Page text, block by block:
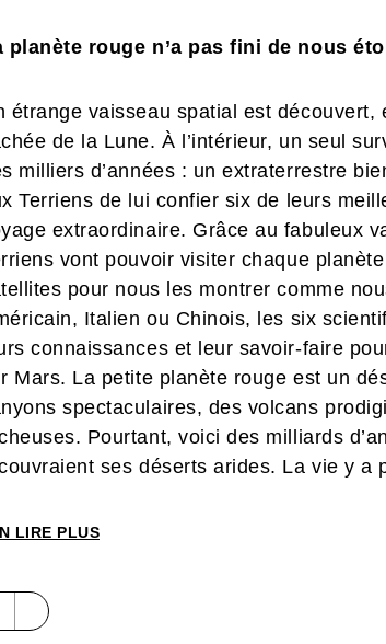
planète rouge n’a pas fini de nous
étrange vaisseau spatial est
de la Lune. À l’intérieur, un seul
milliers d’années : un extraterrestre
Terriens de lui confier six de leurs
extraordinaire. Grâce au fabuleux
vont pouvoir visiter chaque
pour nous les montrer comme
Italien ou Chinois, les six
connaissances et leur savoir-faire
Mars. La petite planète rouge est un
spectaculaires, des volcans
Pourtant, voici des milliards
ses déserts arides. La vie y a
les gigantesques tempêtes de
initiatiques pour découvrir chaque
LIRE PLUS